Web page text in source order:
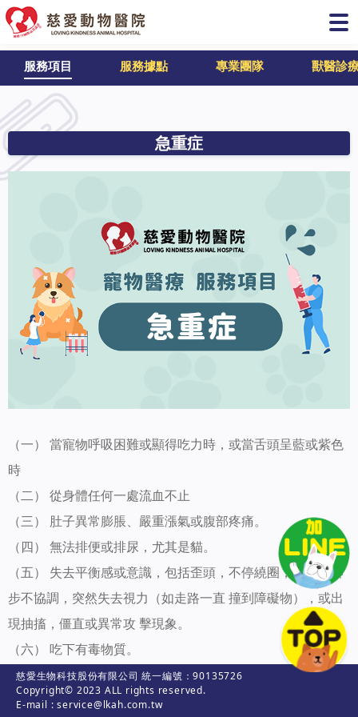
服務項目 服務據點 專業團隊 獸醫診
急重症
（一） 當寵物呼吸困難或顯得吃力時，或當舌頭呈藍或紫色
時
（二） 從身體任何一處流血不止
（三） 肚子異常膨脹、嚴重漲氣或腹部疼痛。
（四） 無法排便或排尿，尤其是貓。
（五） 失去平衡感或意識，包括歪頭，不停繞圈，昏迷，腳
步不協調，突然失去視力（如走路一直 撞到障礙物），或出
現抽搐，僵直或異常攻 擊現象。
（六） 吃下有毒物質。
（七） 跛腳，且有任何一隻腳無法負重。
（八） 全身或半身癱瘓或失去意識的動物
慈愛生物科技股份有限公司 統一編號：90135726
Copyright© 2023 ALL rights reserved.
E-mail : service@lkah.com.tw